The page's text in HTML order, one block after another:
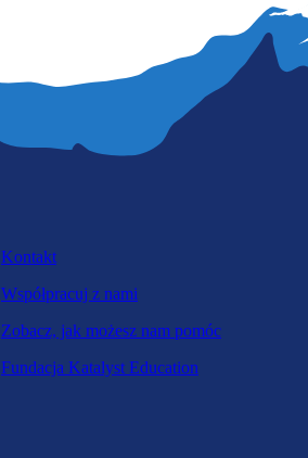
Kontakt
Współpracuj z nami
Zobacz, jak możesz nam pomóc
Fundacja Katalyst Education